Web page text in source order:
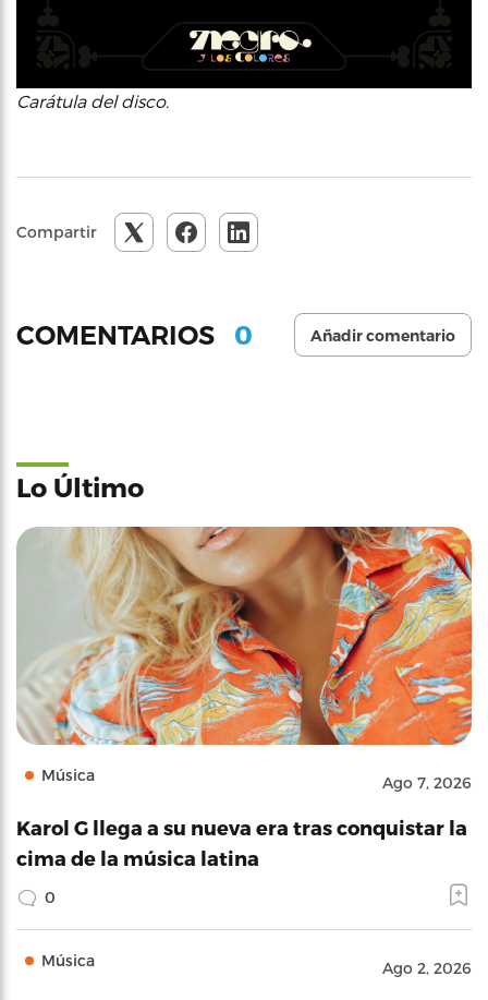
Carátula del disco.
Compartir
COMENTARIOS 0 Añadir comentario
Lo Último
Música Ago 7, 2026
Karol G llega a su nueva era tras conquistar la
cima de la música latina
0
Música Ago 2, 2026